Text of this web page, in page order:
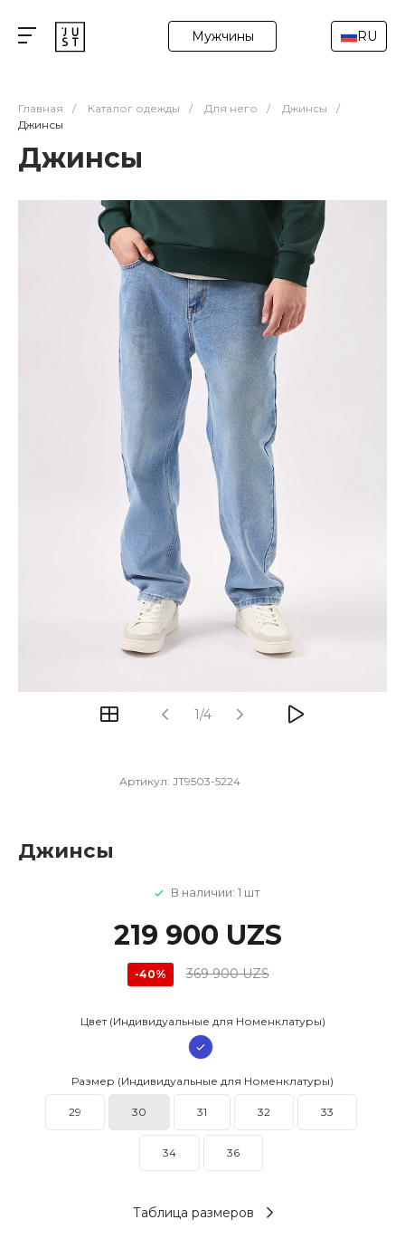
Мужчины RU
Главная / Каталог одежды / Для него / Джинсы
/
Джинсы
Джинсы
1/4
Артикул: JT9503-5224
Джинсы
В наличии: 1 шт
219 900 UZS
-40% 369 900 UZS
Цвет (Индивидуальные для Номенклатуры)
Размер (Индивидуальные для Номенклатуры)
29 30 31 32 33
34 36
Таблица размеров